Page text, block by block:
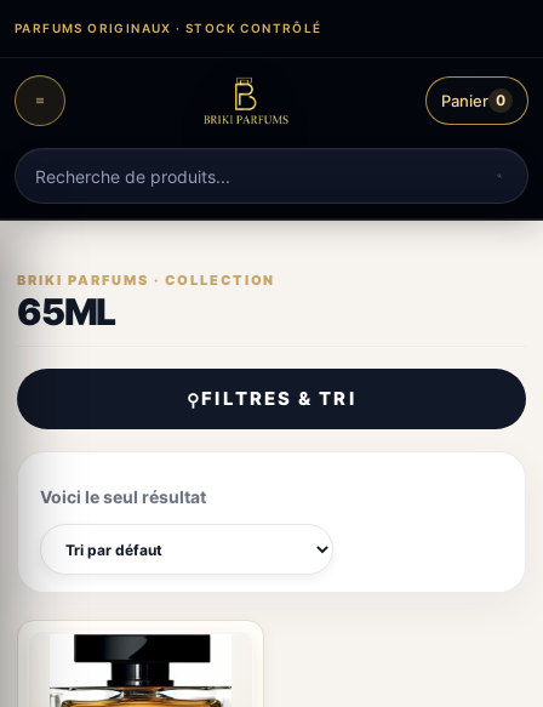
contenu
PARFUMS ORIGINAUX · STOCK CONTRÔLÉ
Recherche
de
produits
Panier 0
65ML
⚲FILTRES & TRI
Voici le seul résultat